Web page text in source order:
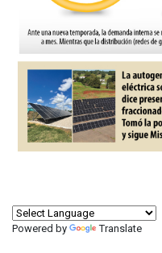
Powered by Translate